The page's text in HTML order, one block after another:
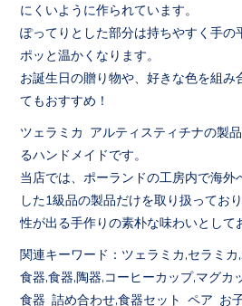
にくいように作られています。
ぽってりとした部分は持ちやすく手の
ポッと温かくなります。
お誕生日の贈り物や、好きな色を組み
てもおすすめ！
ツェラミカ アルティスティチナの製
るハンドメイドです。
当店では、ポーランドの工房内で海外
した1級品の製品だけを取り扱ってお
性が出る手作りの素朴な味わいとして
関連キーワード：ツェラミカ,セラミ
食器,食器,陶器,コーヒーカップ,マグカ
食器 詰め合わせ,食器セット ペア お